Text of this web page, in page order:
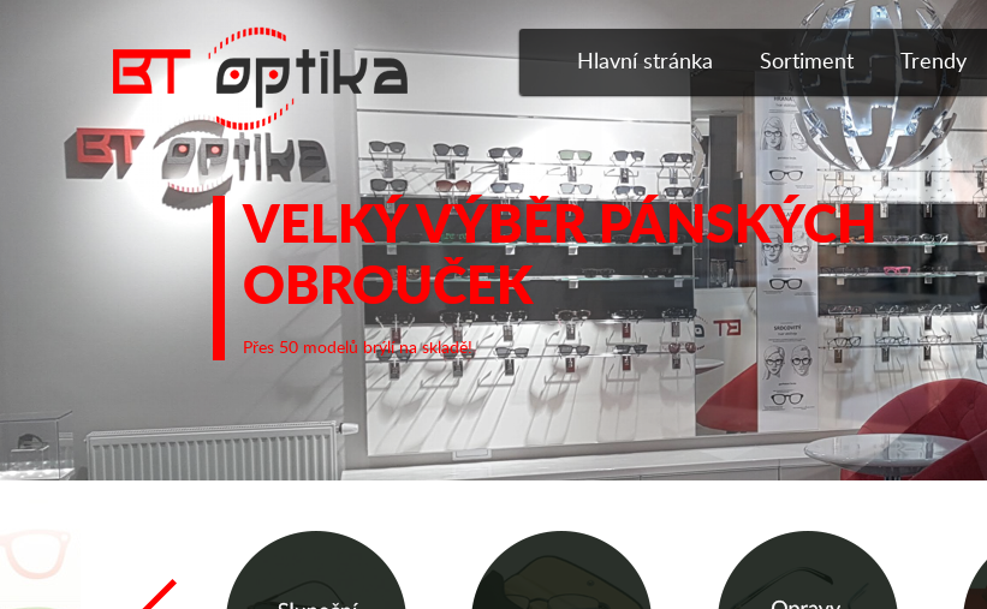
Hlavní stránka Sortiment Trendy
VELKÝ VÝBĚR PÁNSKÝCH
OBROUČEK
Přes 50 modelů brýlí na skladě!